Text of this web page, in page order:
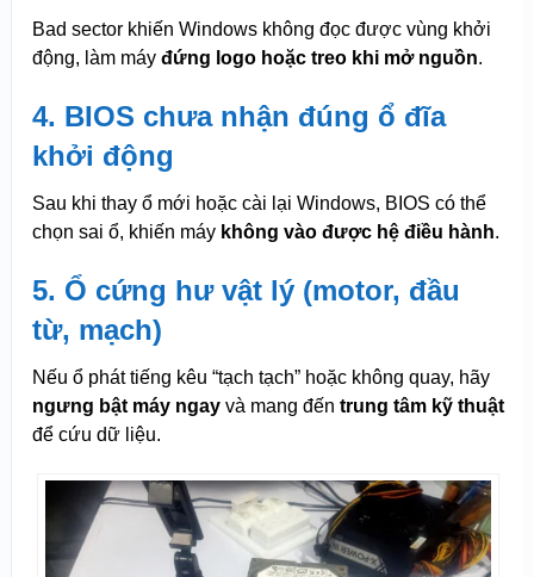
Bad sector khiến Windows không đọc được vùng khởi
động, làm máy đứng logo hoặc treo khi mở nguồn.
4. BIOS chưa nhận đúng ổ đĩa
khởi động
Sau khi thay ổ mới hoặc cài lại Windows, BIOS có thể
chọn sai ổ, khiến máy không vào được hệ điều hành.
5. Ổ cứng hư vật lý (motor, đầu
từ, mạch)
Nếu ổ phát tiếng kêu “tạch tạch” hoặc không quay, hãy
ngưng bật máy ngayvà mang đến trung tâm kỹ thuật
để cứu dữ liệu.